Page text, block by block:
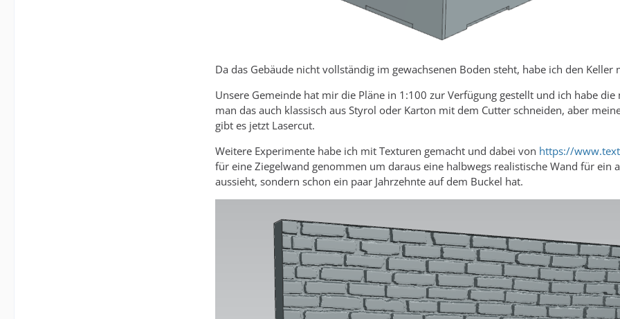
Da das Gebäude nicht vollständig im gewachsenen Boden steht, habe ich den
Unsere Gemeinde hat mir die Pläne in 1:100 zur Verfügung gestellt und ich habe
man das auch klassisch aus Styrol oder Karton mit dem Cutter schneiden, aber
gibt es jetzt Lasercut.
Weitere Experimente habe ich mit Texturen gemacht und dabei von https://
für eine Ziegelwand genommen um daraus eine halbwegs realistische Wand für ein
aussieht, sondern schon ein paar Jahrzehnte auf dem Buckel hat.